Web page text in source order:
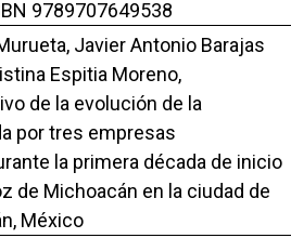
9789707649538
Javier Antonio Barajas
Espitia Moreno,
de la evolución de la
por tres empresas
la primera década de inicio
de Michoacán en la ciudad de
México